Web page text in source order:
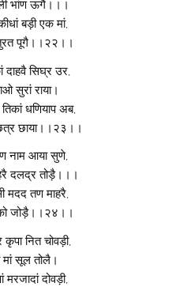
भांण ऊगै।।।
बड़ी एक मां,
तुरत पूगै।।२२।।
सिघ्र उर,
सुरां राया।
धणियाप अब,
छाया।।२३।।
नाम आया सुणे,
दलद्र तोड़ै।।।
तण माहरै,
जोड़ै।।२४।।
नित चोवड़ी,
मां सूल तोलै।
मरजादां दोवड़ी,